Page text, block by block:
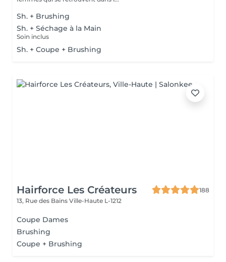
Sh. + Brushing
Sh. + Séchage à la Main
Soin inclus
Sh. + Coupe + Brushing
Hairforce Les Créateurs
188
13, Rue des Bains Ville-Haute L-1212
Coupe Dames
Brushing
Coupe + Brushing